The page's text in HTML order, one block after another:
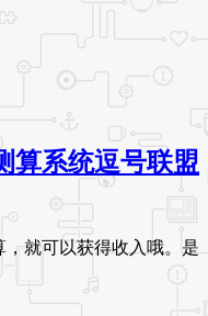
算系统逗号联盟
就可以获得收入哦。是